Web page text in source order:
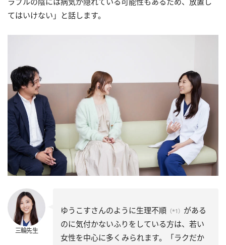
てはいけない」と話します。
三輪先生
ゆうこすさんのように生理不順 （*1） がある
のに気付かないふりをしている方は、若い
女性を中心に多くみられます。「ラクだか